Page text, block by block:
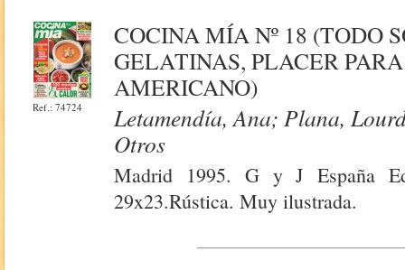
Ref.: 74724
COCINA MÍA Nº 18 (TODO
GELATINAS, PLACER
AMERICANO)
Letamendía, Ana; Plana,
Otros
Madrid 1995. G y J España
29x23.Rústica. Muy ilustrada.